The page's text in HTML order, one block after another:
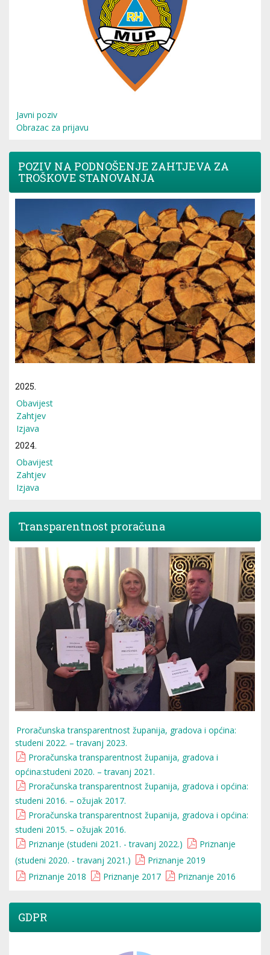
Javni poziv
Obrazac za prijavu
POZIV NA PODNOŠENJE ZAHTJEVA ZA
TROŠKOVE STANOVANJA
2025.
Obavijest
Zahtjev
Izjava
2024.
Obavijest
Zahtjev
Izjava
Transparentnost proračuna
Proračunska transparentnost županija, gradova i općina:
studeni 2022. – travanj 2023.
Proračunska transparentnost županija, gradova i
općina:studeni 2020. – travanj 2021.
Proračunska transparentnost županija, gradova i općina:
studeni 2016. – ožujak 2017.
Proračunska transparentnost županija, gradova i općina:
studeni 2015. – ožujak 2016.
Priznanje (studeni 2021. - travanj 2022.)
Priznanje
(studeni 2020. - travanj 2021.)
Priznanje 2019
Priznanje 2018
Priznanje 2017 Priznanje 2016
GDPR